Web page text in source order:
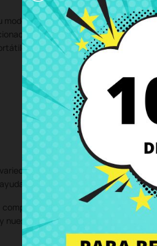
de portátil? No te
con los componentes
pantallas portátiles, bisagras
de repuestos originales
a prolongar la vida útil de tu
portátiles, piezas de
servicio técnico profesional.